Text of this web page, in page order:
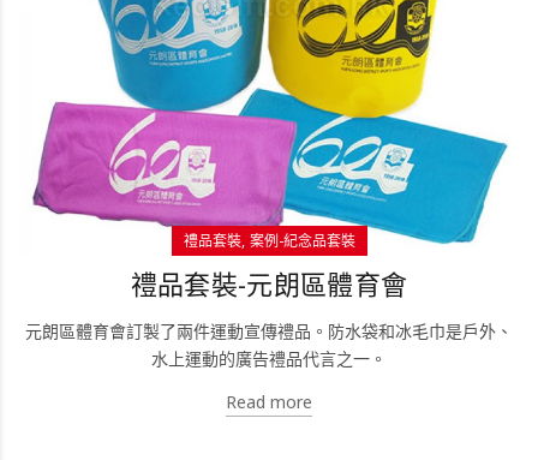
禮品套裝 案例-紀念品套裝
禮品套裝-元朗區體育會
元朗區體育會訂製了兩件運動宣傳禮品。防水袋和冰毛巾是戶外、
水上運動的廣告禮品代言之一。
Read more